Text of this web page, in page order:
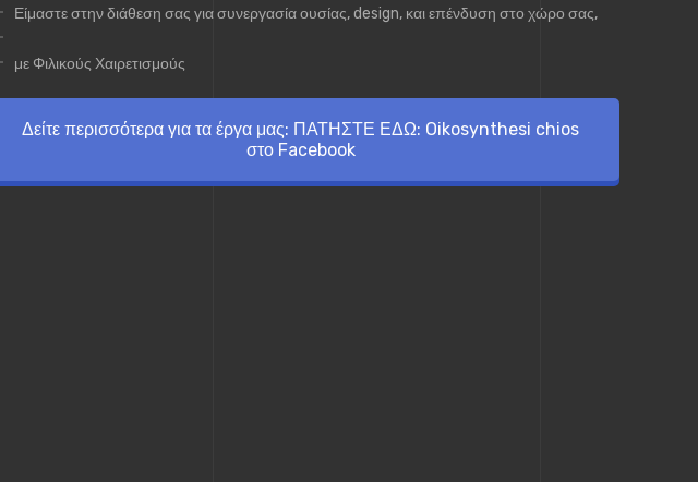
Είμαστε στην διάθεση σας για συνεργασία ουσίας, design, και επένδυση στο χώρο σας,
με Φιλικούς Χαιρετισμούς
Δείτε περισσότερα για τα έργα μας: ΠΑΤΗΣΤΕ ΕΔΩ: Oikosynthesi chios
στο Facebook